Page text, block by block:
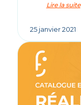
Lire la suite
25 janvier 2021